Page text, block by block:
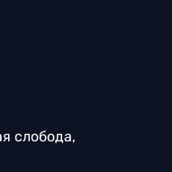
слобода,